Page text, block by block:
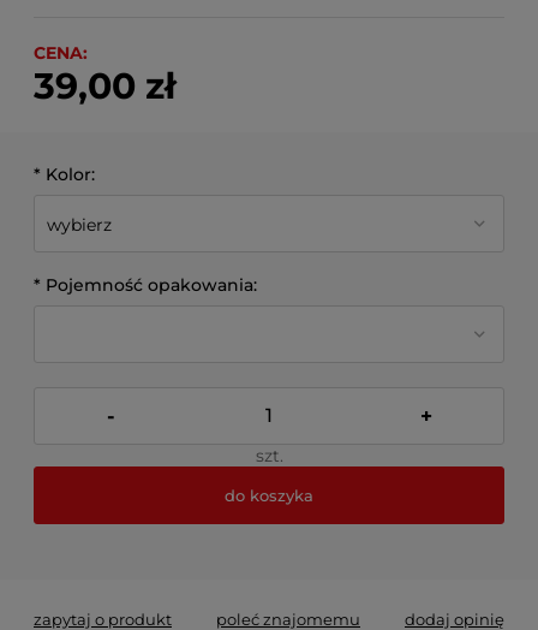
CENA:
39,00 zł
* Kolor:
* Pojemność opakowania:
- +
szt.
do koszyka
zapytaj o produkt poleć znajomemu
dodaj opinię